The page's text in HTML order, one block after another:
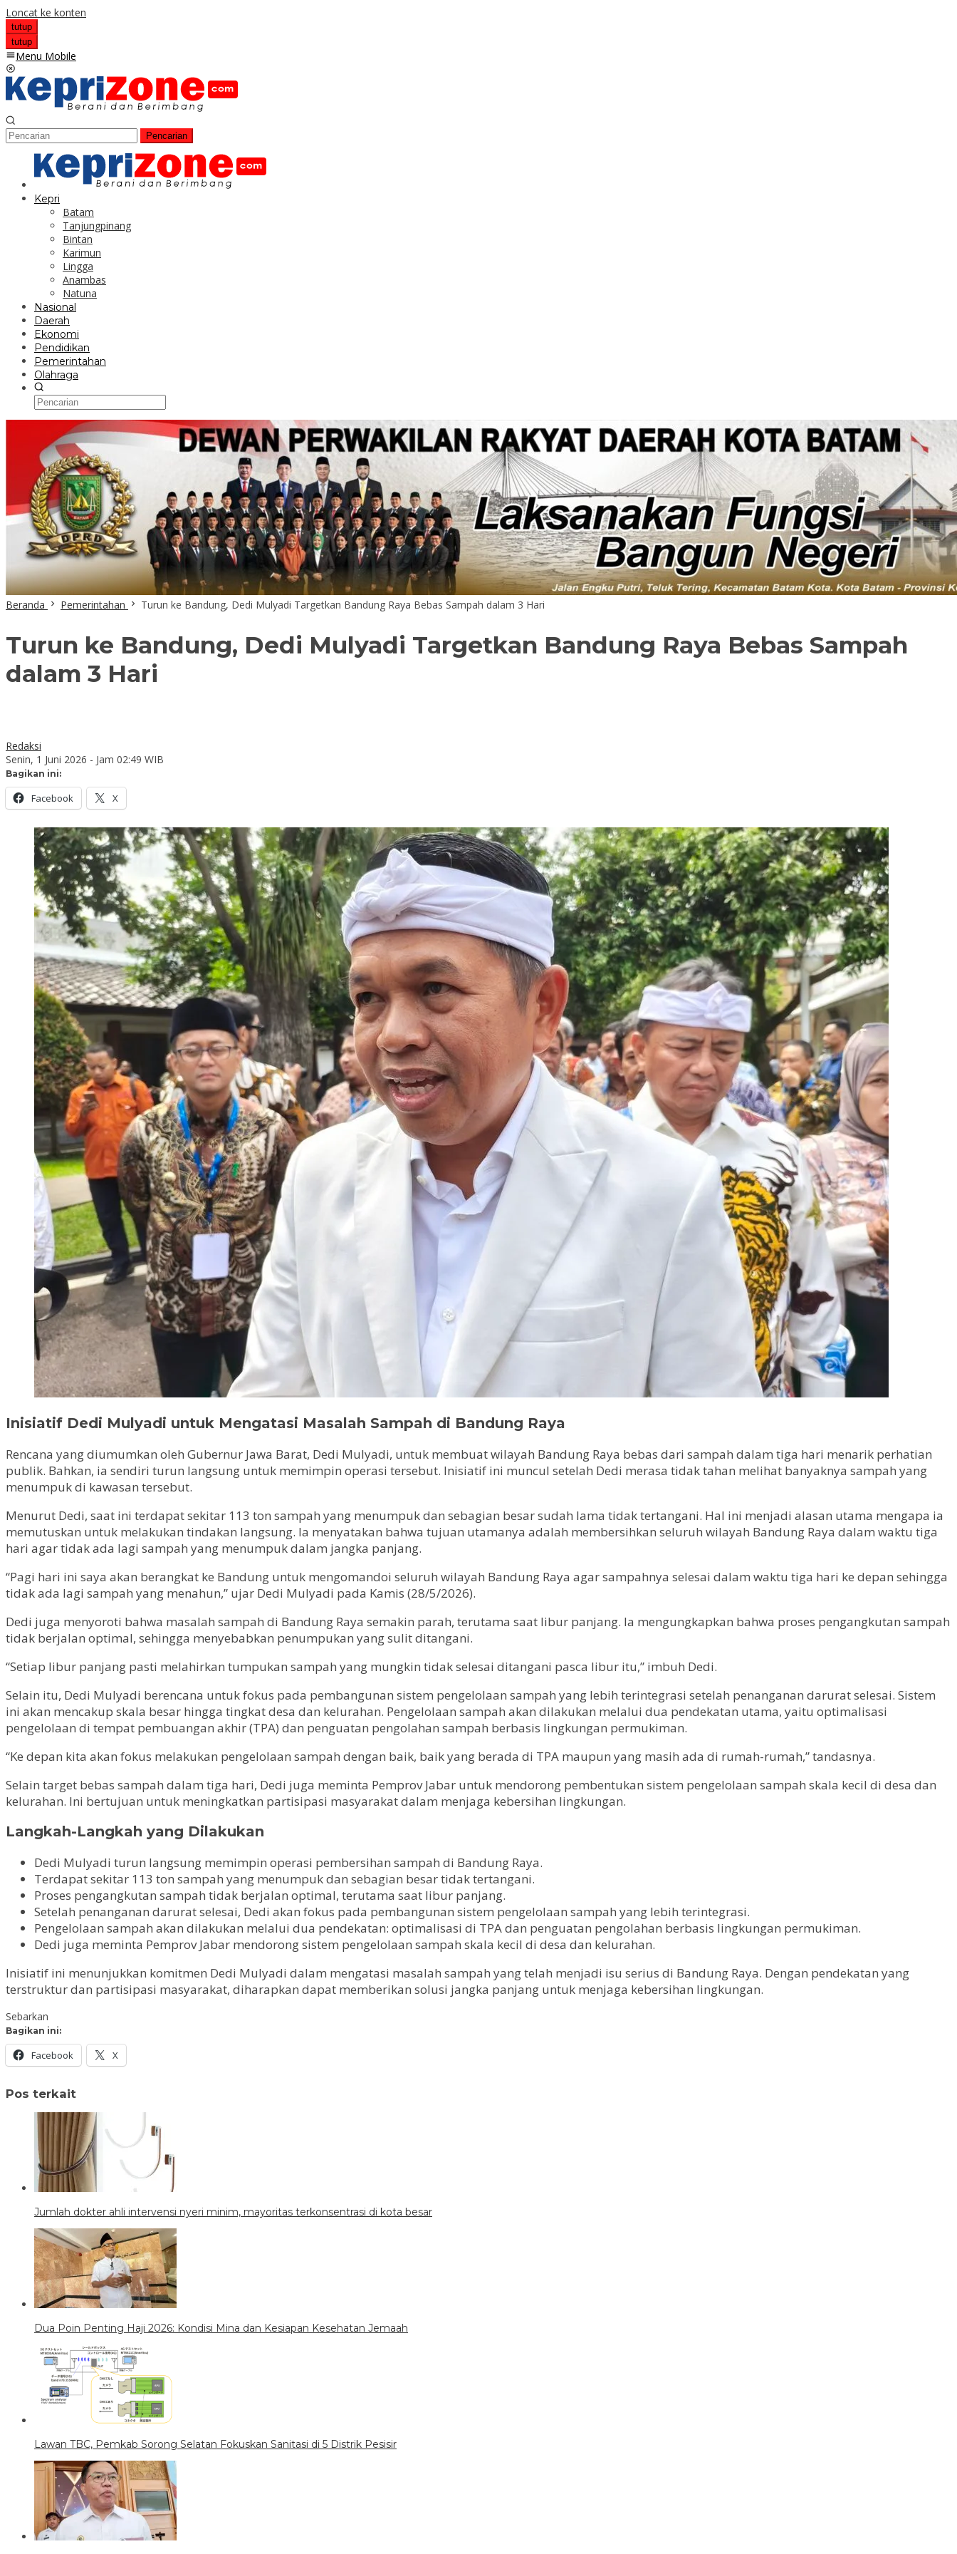
Loncat ke konten
tutup
tutup
Menu Mobile
Pencarian
Kepri
Batam
Tanjungpinang
Bintan
Karimun
Lingga
Anambas
Natuna
Nasional
Daerah
Ekonomi
Pendidikan
Pemerintahan
Olahraga
Beranda Pemerintahan Turun ke Bandung, Dedi Mulyadi Targetkan Bandung Raya Bebas Sampah dalam 3 Hari
Turun ke Bandung, Dedi Mulyadi Targetkan Bandung Raya Bebas Sampah
dalam 3 Hari
Redaksi
Senin, 1 Juni 2026 - Jam 02:49 WIB
Bagikan ini:
Facebook X
Inisiatif Dedi Mulyadi untuk Mengatasi Masalah Sampah di Bandung Raya
Rencana yang diumumkan oleh Gubernur Jawa Barat, Dedi Mulyadi, untuk membuat wilayah Bandung Raya bebas dari sampah dalam tiga hari menarik perhatian
publik. Bahkan, ia sendiri turun langsung untuk memimpin operasi tersebut. Inisiatif ini muncul setelah Dedi merasa tidak tahan melihat banyaknya sampah yang
menumpuk di kawasan tersebut.
Menurut Dedi, saat ini terdapat sekitar 113 ton sampah yang menumpuk dan sebagian besar sudah lama tidak tertangani. Hal ini menjadi alasan utama mengapa ia
memutuskan untuk melakukan tindakan langsung. Ia menyatakan bahwa tujuan utamanya adalah membersihkan seluruh wilayah Bandung Raya dalam waktu tiga
hari agar tidak ada lagi sampah yang menumpuk dalam jangka panjang.
“Pagi hari ini saya akan berangkat ke Bandung untuk mengomandoi seluruh wilayah Bandung Raya agar sampahnya selesai dalam waktu tiga hari ke depan sehingga
tidak ada lagi sampah yang menahun,” ujar Dedi Mulyadi pada Kamis (28/5/2026).
Dedi juga menyoroti bahwa masalah sampah di Bandung Raya semakin parah, terutama saat libur panjang. Ia mengungkapkan bahwa proses pengangkutan sampah
tidak berjalan optimal, sehingga menyebabkan penumpukan yang sulit ditangani.
“Setiap libur panjang pasti melahirkan tumpukan sampah yang mungkin tidak selesai ditangani pasca libur itu,” imbuh Dedi.
Selain itu, Dedi Mulyadi berencana untuk fokus pada pembangunan sistem pengelolaan sampah yang lebih terintegrasi setelah penanganan darurat selesai. Sistem
ini akan mencakup skala besar hingga tingkat desa dan kelurahan. Pengelolaan sampah akan dilakukan melalui dua pendekatan utama, yaitu optimalisasi
pengelolaan di tempat pembuangan akhir (TPA) dan penguatan pengolahan sampah berbasis lingkungan permukiman.
“Ke depan kita akan fokus melakukan pengelolaan sampah dengan baik, baik yang berada di TPA maupun yang masih ada di rumah-rumah,” tandasnya.
Selain target bebas sampah dalam tiga hari, Dedi juga meminta Pemprov Jabar untuk mendorong pembentukan sistem pengelolaan sampah skala kecil di desa dan
kelurahan. Ini bertujuan untuk meningkatkan partisipasi masyarakat dalam menjaga kebersihan lingkungan.
Langkah-Langkah yang Dilakukan
Dedi Mulyadi turun langsung memimpin operasi pembersihan sampah di Bandung Raya.
Terdapat sekitar 113 ton sampah yang menumpuk dan sebagian besar tidak tertangani.
Proses pengangkutan sampah tidak berjalan optimal, terutama saat libur panjang.
Setelah penanganan darurat selesai, Dedi akan fokus pada pembangunan sistem pengelolaan sampah yang lebih terintegrasi.
Pengelolaan sampah akan dilakukan melalui dua pendekatan: optimalisasi di TPA dan penguatan pengolahan berbasis lingkungan permukiman.
Dedi juga meminta Pemprov Jabar mendorong sistem pengelolaan sampah skala kecil di desa dan kelurahan.
Inisiatif ini menunjukkan komitmen Dedi Mulyadi dalam mengatasi masalah sampah yang telah menjadi isu serius di Bandung Raya. Dengan pendekatan yang
terstruktur dan partisipasi masyarakat, diharapkan dapat memberikan solusi jangka panjang untuk menjaga kebersihan lingkungan.
Sebarkan
Bagikan ini:
Facebook X
Pos terkait
Jumlah dokter ahli intervensi nyeri minim, mayoritas terkonsentrasi di kota besar
Dua Poin Penting Haji 2026: Kondisi Mina dan Kesiapan Kesehatan Jemaah
Lawan TBC, Pemkab Sorong Selatan Fokuskan Sanitasi di 5 Distrik Pesisir